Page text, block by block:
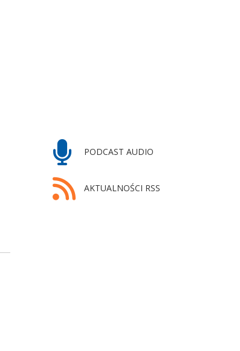
PODCAST AUDIO
AKTUALNOŚCI RSS